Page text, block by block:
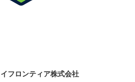
フロンティア株式会社